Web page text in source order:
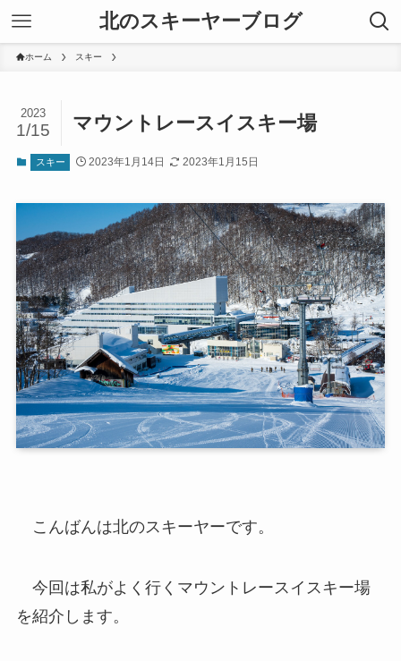
北のスキーヤーブログ
ホーム スキー
マウントレースイスキー場
2023
1/15
スキー 2023年1月14日 2023年1月15日
こんばんは北のスキーヤーです。
今回は私がよく行くマウントレースイスキー場
を紹介します。